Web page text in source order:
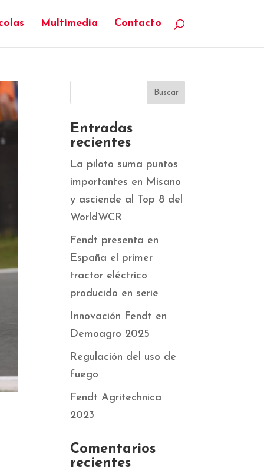
Multimedia Contacto
Entradas
recientes
La piloto suma puntos
importantes en Misano
y asciende al Top 8 del
WorldWCR
Fendt presenta en
España el primer
tractor eléctrico
producido en serie
Innovación Fendt en
Demoagro 2025
Regulación del uso de
fuego
Fendt Agritechnica
2023
Comentarios
recientes